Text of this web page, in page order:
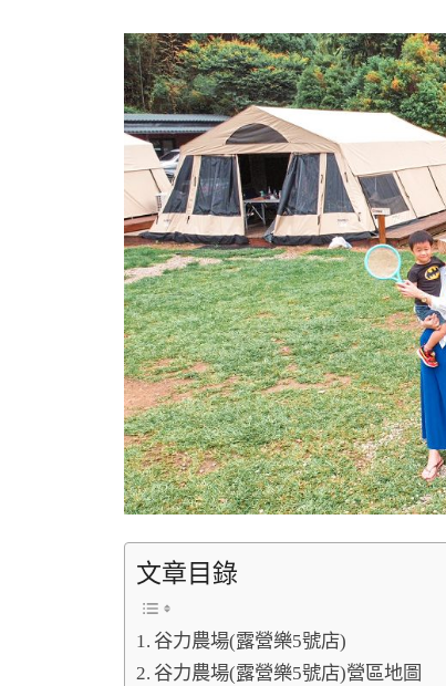
文章目錄
谷力農場(露營樂5號店)
谷力農場(露營樂5號店)營區地圖